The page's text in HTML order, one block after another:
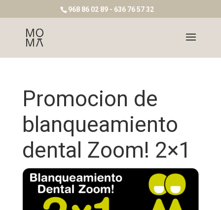
968 86 02 89 - 636 76 57 32
Promocion de
blanqueamiento
dental Zoom! 2×1